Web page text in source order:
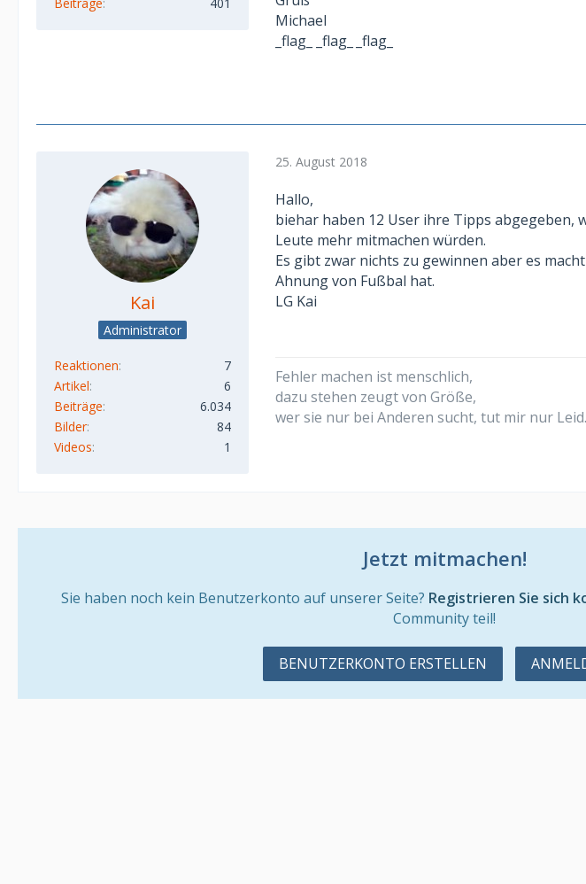
Michael
_flag_
_flag_ _flag_
Kai
Administrator
Reaktionen
7
Artikel
6
Beiträge
6.034
Bilder
84
Videos
1
25. August 2018
Hallo,
biehar haben 12 User ihre Tipps abgegeben,
Leute mehr mitmachen würden.
Es gibt zwar nichts zu gewinnen aber es
Ahnung von Fußbal hat.
LG Kai
Fehler machen ist menschlich,
dazu stehen zeugt von Größe,
wer sie nur bei Anderen sucht, tut mir nur Leid.
Jetzt mitmachen!
Sie haben noch kein Benutzerkonto auf unserer Seite? Registrieren Sie sich
Community teil!
BENUTZERKONTO ERSTELLEN